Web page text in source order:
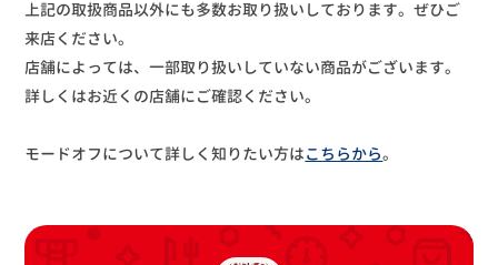
上記の取扱商品以外にも多数お取り扱いしております。ぜひご
来店ください。
店舗によっては、一部取り扱いしていない商品がございます。
詳しくはお近くの店舗にご確認ください。
モードオフについて詳しく知りたい方はこちらから。